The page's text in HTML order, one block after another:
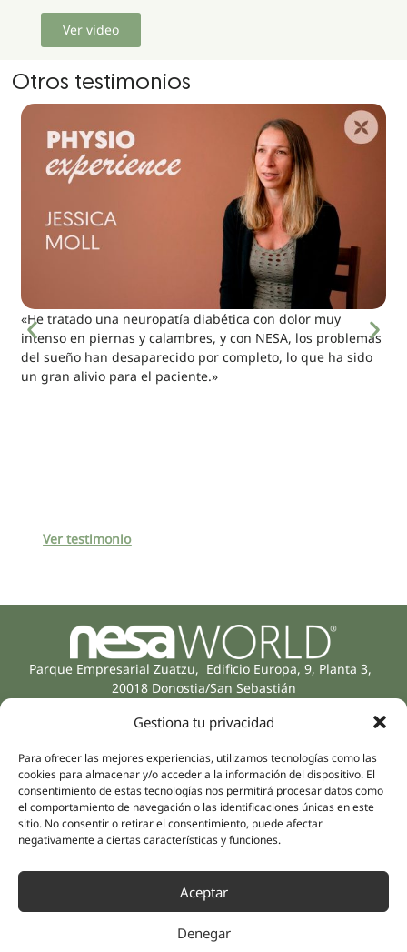
Gestiona tu privacidad
Para ofrecer las mejores experiencias, utilizamos tecnologías como las
cookies para almacenar y/o acceder a la información del dispositivo. El
consentimiento de estas tecnologías nos permitirá procesar datos como
el comportamiento de navegación o las identificaciones únicas en este
sitio. No consentir o retirar el consentimiento, puede afectar
negativamente a ciertas características y funciones.
Aceptar
Denegar
Ver video
Otros testimonios
«He tratado una neuropatía diabética con dolor muy
intenso en piernas y calambres, y con NESA, los problemas
del sueño han desaparecido por completo, lo que ha sido
un gran alivio para el paciente.»
Ver testimonio
Parque Empresarial Zuatzu, Edificio Europa, 9, Planta 3,
20018 Donostia/San Sebastián
Especialidades
Salud íntima
Sports
Salud mental
Neurología y dolor
Medicina estética
Compañía
Sobre nosotros
Equipo humano
Distribuidores
Partnerships
Nesa Academic
Síguenos
Instagram